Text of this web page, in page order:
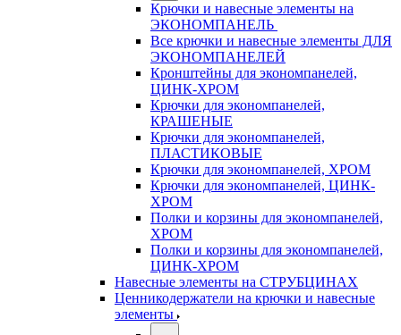
Крючки и навесные элементы на
ЭКОНОМПАНЕЛЬ
Все крючки и навесные элементы ДЛЯ
ЭКОНОМПАНЕЛЕЙ
Кронштейны для экономпанелей,
ЦИНК-ХРОМ
Крючки для экономпанелей,
КРАШЕНЫЕ
Крючки для экономпанелей,
ПЛАСТИКОВЫЕ
Крючки для экономпанелей, ХРОМ
Крючки для экономпанелей, ЦИНК-
ХРОМ
Полки и корзины для экономпанелей,
ХРОМ
Полки и корзины для экономпанелей,
ЦИНК-ХРОМ
Навесные элементы на СТРУБЦИНАХ
Ценникодержатели на крючки и навесные
элементы